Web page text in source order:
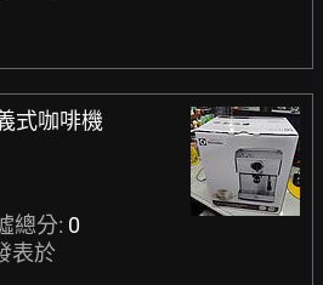
式咖啡機
總分: 0
表於